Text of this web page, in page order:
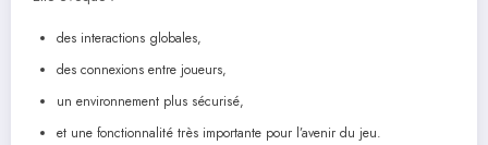
des interactions globales,
des connexions entre joueurs,
un environnement plus sécurisé,
et une fonctionnalité très importante pour l’avenir du jeu.